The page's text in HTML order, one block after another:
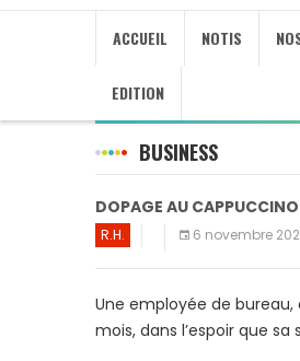
ACCUEIL NOTIS
EDITION
BUSINESS
DOPAGE AU CAPPUCCINO
R.H. 6 novembre
Une employée de
mois, dans l’espoir que